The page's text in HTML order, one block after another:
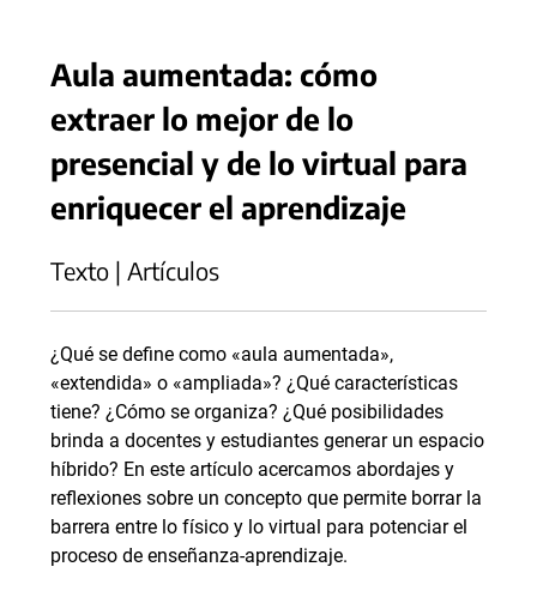
Aula aumentada: cómo
extraer lo mejor de lo
presencial y de lo virtual para
enriquecer el aprendizaje
Texto | Artículos
¿Qué se define como «aula aumentada»,
«extendida» o «ampliada»? ¿Qué características
tiene? ¿Cómo se organiza? ¿Qué posibilidades
brinda a docentes y estudiantes generar un espacio
híbrido? En este artículo acercamos abordajes y
reflexiones sobre un concepto que permite borrar la
barrera entre lo físico y lo virtual para potenciar el
proceso de enseñanza-aprendizaje.